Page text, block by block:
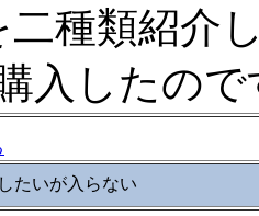
二種類紹介
入したので
たいが入らない